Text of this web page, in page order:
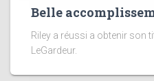
Belle
Riley a réussi a obtenir son
LeGardeur.